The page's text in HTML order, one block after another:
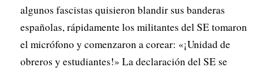
algunos fascistas quisieron blandir sus banderas
españolas, rápidamente los militantes del SE tomaron
el micrófono y comenzaron a corear: «¡Unidad de
obreros y estudiantes!» La declaración del SE se